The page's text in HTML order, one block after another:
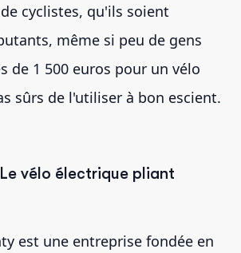
cyclistes, qu'ils soient
même si peu de gens
de 1 500 euros pour un vélo
sûrs de l'utiliser à bon escient.
vélo électrique pliant
est une entreprise fondée en